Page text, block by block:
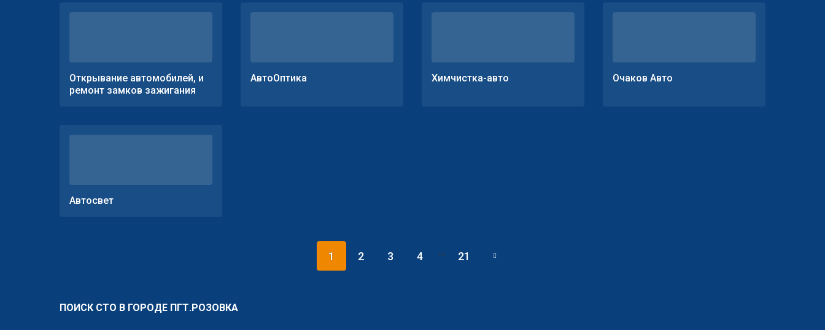
Открывание автомобилей, и
ремонт замков зажигания
АвтоОптика Химчистка-авто Очаков Авто
Автосвет
1 2 3 4 ... 21
ПОИСК СТО В ГОРОДЕ ПГТ.РОЗОВКА